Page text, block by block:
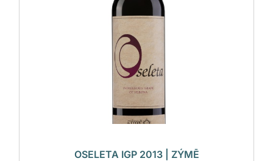
OSELETA IGP 2013 | ZÝMĒ